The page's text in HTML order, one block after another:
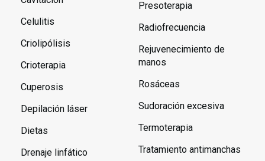
Celulitis
Criolipólisis
Crioterapia
Cuperosis
Depilación láser
Dietas
Drenaje linfático
Presoterapia
Radiofrecuencia
Rejuvenecimiento de
manos
Rosáceas
Sudoración excesiva
Termoterapia
Tratamiento antimanchas